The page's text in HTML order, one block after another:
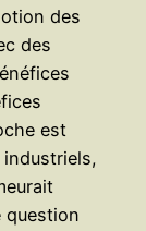
des
des
est
question